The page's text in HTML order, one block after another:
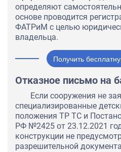
определяют
основе проводится
ФАТРиМ с целью
владельца.
Получить
Отказное письмо на
Если сооружения не
специализированные
положения ТР ТС и
РФ №2425 от 23.12.2021
конструкции не
разрешительной